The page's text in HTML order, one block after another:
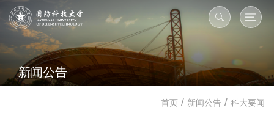
新闻公告
首页 / 新闻公告 / 科大要闻